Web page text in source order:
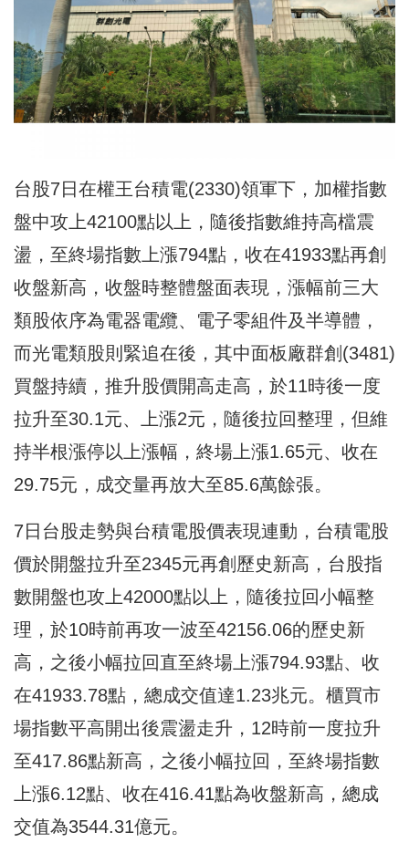
台股7日在權王台積電(2330)領軍下，加權指數
盤中攻上42100點以上，隨後指數維持高檔震
盪，至終場指數上漲794點，收在41933點再創
收盤新高，收盤時整體盤面表現，漲幅前三大
類股依序為電器電纜、電子零組件及半導體，
而光電類股則緊追在後，其中面板廠群創(3481)
買盤持續，推升股價開高走高，於11時後一度
拉升至30.1元、上漲2元，隨後拉回整理，但維
持半根漲停以上漲幅，終場上漲1.65元、收在
29.75元，成交量再放大至85.6萬餘張。
7日台股走勢與台積電股價表現連動，台積電股
價於開盤拉升至2345元再創歷史新高，台股指
數開盤也攻上42000點以上，隨後拉回小幅整
理，於10時前再攻一波至42156.06的歷史新
高，之後小幅拉回直至終場上漲794.93點、收
在41933.78點，總成交值達1.23兆元。櫃買市
場指數平高開出後震盪走升，12時前一度拉升
至417.86點新高，之後小幅拉回，至終場指數
上漲6.12點、收在416.41點為收盤新高，總成
交值為3544.31億元。